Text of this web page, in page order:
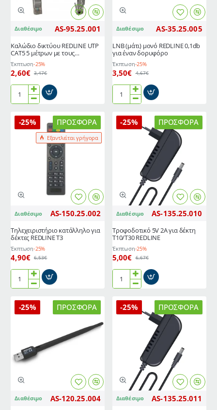
Διαθέσιμο AS-95.25.001
Καλώδιο δικτύου REDLINE UTP
CAT5 5 μέτρων με τους
ακροδέκτες
Έκπτωση-25%
2,60€ 3,47€
Καλώδιο
REDLINE
UTP
Διαθέσιμο AS-35.25.005
LNB (μάτι) μονό REDLINE 0,1db
για έναν δορυφόρο
Έκπτωση-25%
3,50€ 4,67€
LNB
μονό
REDLINE
δορυφόρο
ΠΡΟΣΦΟΡΆ
Εξαντλείται γρήγορα
-25%
Διαθέσιμο AS-150.25.002
Τηλεχειριστήριο κατάλληλο για
δέκτες REDLINE T3
Έκπτωση-25%
4,90€ 6,53€
Τηλεχειριστήριο
για
δέκτες
ΠΡΟΣΦΟΡΆ
-25%
Διαθέσιμο AS-135.25.010
Τροφοδοτικό 5V 2A για δέκτη
T10/T30 REDLINE
Έκπτωση-25%
5,00€ 6,67€
Τροφοδοτικό
2A
για
ΠΡΟΣΦΟΡΆ
-25%
Διαθέσιμο AS-120.25.004
ΠΡΟΣΦΟΡΆ
-25%
Διαθέσιμο AS-135.25.011